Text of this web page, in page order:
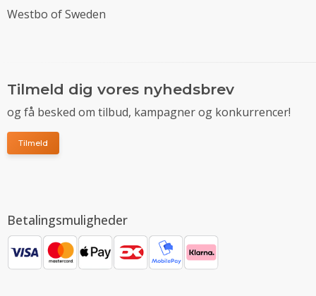
Westbo of Sweden
Tilmeld dig vores nyhedsbrev
og få besked om tilbud, kampagner og konkurrencer!
Tilmeld
Betalingsmuligheder